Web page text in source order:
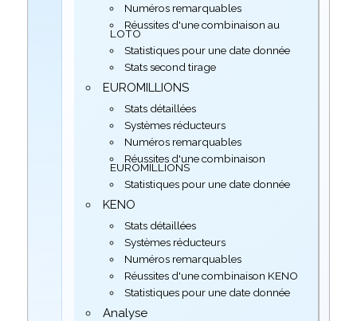
Numéros remarquables
Réussites d'une combinaison au
LOTO
Statistiques pour une date donnée
Stats second tirage
EUROMILLIONS
Stats détaillées
Systèmes réducteurs
Numéros remarquables
Réussites d'une combinaison
EUROMILLIONS
Statistiques pour une date donnée
KENO
Stats détaillées
Systèmes réducteurs
Numéros remarquables
Réussites d'une combinaison KENO
Statistiques pour une date donnée
Analyse